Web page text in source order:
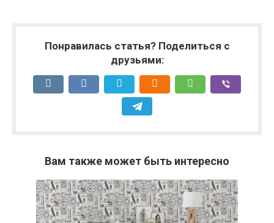
Понравилась статья? Поделиться с
друзьями:
Вам также может быть интересно